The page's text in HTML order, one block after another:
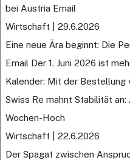
bei Austria Email
Wirtschaft | 29.6.2026
Eine neue Ära beginnt: Die
Email Der 1. Juni 2026 ist
Kalender: Mit der Bestellung
Swiss Re mahnt Stabilität
Wochen-Hoch
Wirtschaft | 22.6.2026
Der Spagat zwischen